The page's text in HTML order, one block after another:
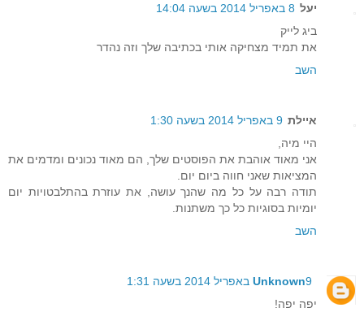
יעל 8 באפריל 2014 בשעה 14:04
ביג לייק
את תמיד מצחיקה אותי בכתיבה שלך וזה נהדר
השב
איילת 9 באפריל 2014 בשעה 1:30
היי מיה,
אני מאוד אוהבת את הפוסטים שלך, הם מאוד נכונים ומדמים את
המציאות שאני חווה ביום יום.
תודה רבה על כל מה שהנך עושה, את עוזרת בהתלבטויות יום
יומיות בסוגיות כל כך משתנות.
השב
Unknown9 באפריל 2014 בשעה 1:31
יפה יפה!